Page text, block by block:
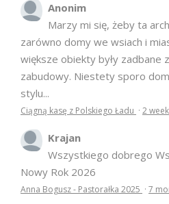
Anonim
Marzy mi się, żeby ta
zarówno domy we wsiach i
większe obiekty były zadbane
zabudowy. Niestety sporo
stylu...
Ciągną kasę z Polskiego Ładu · 2
Krajan
Wszystkiego dobrego
Nowy Rok 2026
Anna Bogusz - Pastorałka 2025 · 7